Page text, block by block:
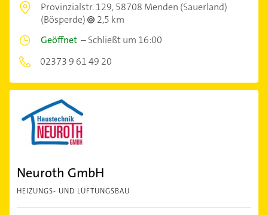
Provinzialstr. 129,58708 Menden (Sauerland)
(Bösperde)
2,5 km
Geöffnet –Schließt um 16:00
02373 9 61 49 20
Neuroth GmbH
HEIZUNGS- UND LÜFTUNGSBAU